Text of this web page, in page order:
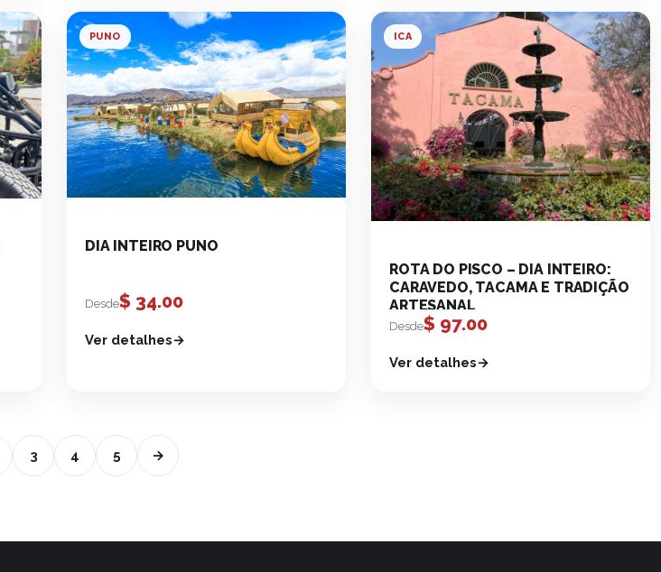
PUNO
DIA INTEIRO PUNO
Desde$ 34.00
Ver detalhes
ICA
ROTA DO PISCO – DIA INTEIRO:
CARAVEDO, TACAMA E TRADIÇÃO
ARTESANAL
Desde$ 97.00
Ver detalhes
3 4 5 →